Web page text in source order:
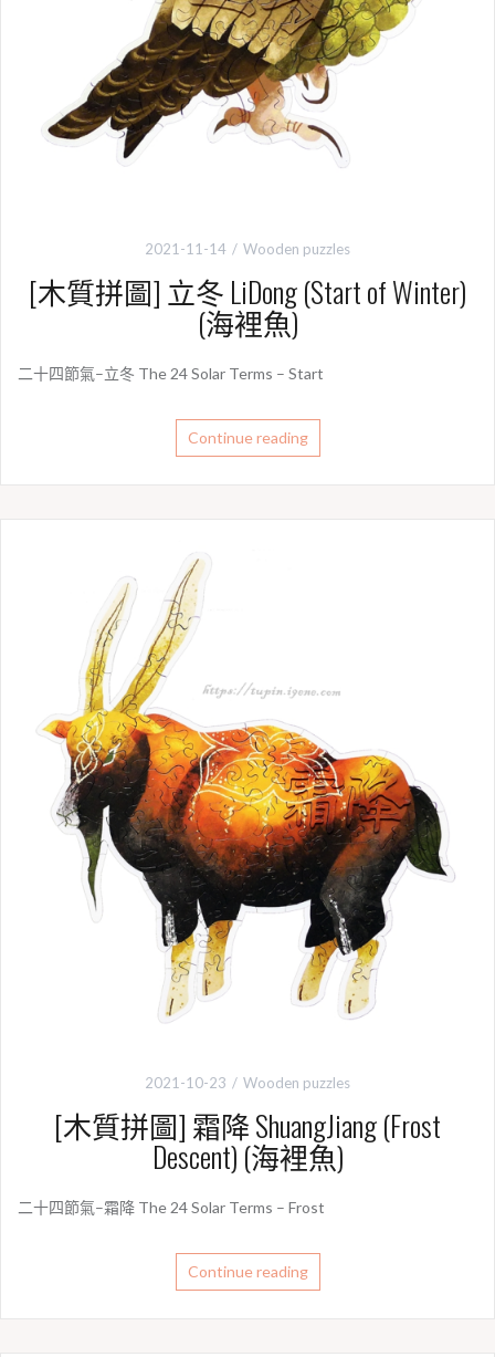
2021-11-14 Wooden puzzles
[木質拼圖] 立冬 LiDong (Start of Winter)
(海裡魚)
二十四節氣–立冬 The 24 Solar Terms – Start
Continue reading
2021-10-23 Wooden puzzles
[木質拼圖] 霜降 ShuangJiang (Frost
Descent) (海裡魚)
二十四節氣–霜降 The 24 Solar Terms – Frost
Continue reading